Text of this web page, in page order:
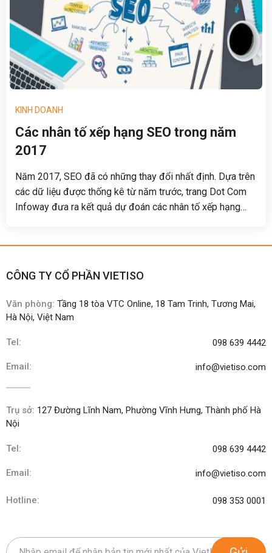
KINH DOANH
Các nhân tố xếp hạng SEO trong năm
2017
Năm 2017, SEO đã có những thay đổi nhất định. Dựa trên
các dữ liệu được thống kê từ năm trước, trang Dot Com
Infoway đưa ra kết quả dự đoán các nhân tố xếp hạng
CÔNG TY CỔ PHẦN VIETISO
Văn phòng: Tầng 18 tòa VTC Online, 18 Tam Trinh, Tương Mai,
Hà Nội, Việt Nam
Tel: 098 639 4442
Email: info@vietiso.com
Trụ sở: 127 Đường Lĩnh Nam, Phường Vĩnh Hưng, Thành phố Hà
Nội
Tel: 098 639 4442
Email: info@vietiso.com
Hotline: 098 353 0001